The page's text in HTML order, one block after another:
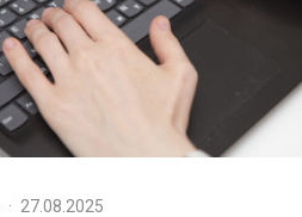
· 27.08.2025